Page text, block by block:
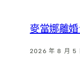
麥當娜離
2026 年 8 月 5